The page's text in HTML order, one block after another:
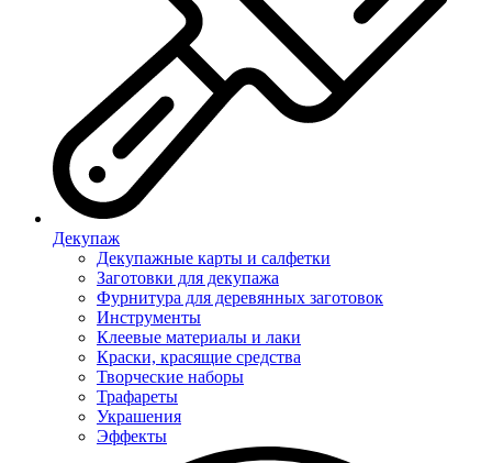
Декупаж
Декупажные карты и салфетки
Заготовки для декупажа
Фурнитура для деревянных заготовок
Инструменты
Клеевые материалы и лаки
Краски, красящие средства
Творческие наборы
Трафареты
Украшения
Эффекты